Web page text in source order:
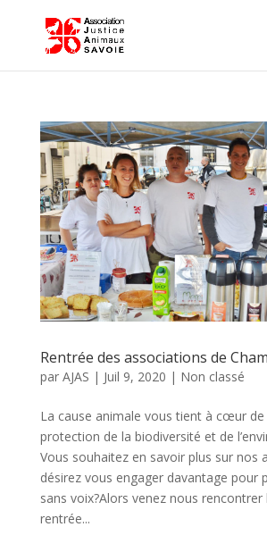
Rentrée des associations de
par AJAS | Juil 9, 2020 | Non classé
La cause animale vous tient à cœur
protection de la biodiversité et de
Vous souhaitez en savoir plus sur nos
désirez vous engager davantage pour
sans voix?Alors venez nous rencontrer
rentrée...